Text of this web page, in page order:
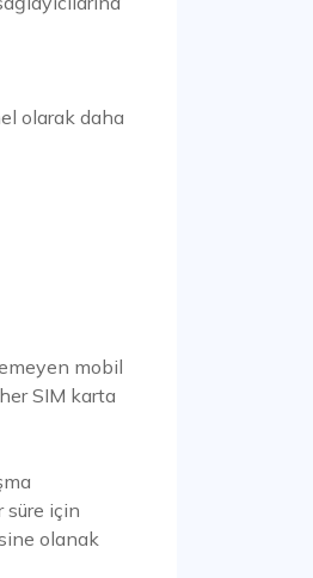
olarak daha
mobil
SIM karta
süre için
olanak